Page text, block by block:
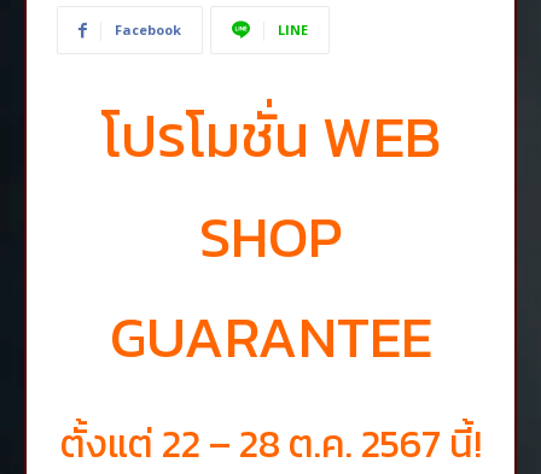
Facebook LINE
โปรโมชั่น WEB
SHOP
GUARANTEE
ตั้งแต่ 22 – 28 ต.ค. 2567 นี้!